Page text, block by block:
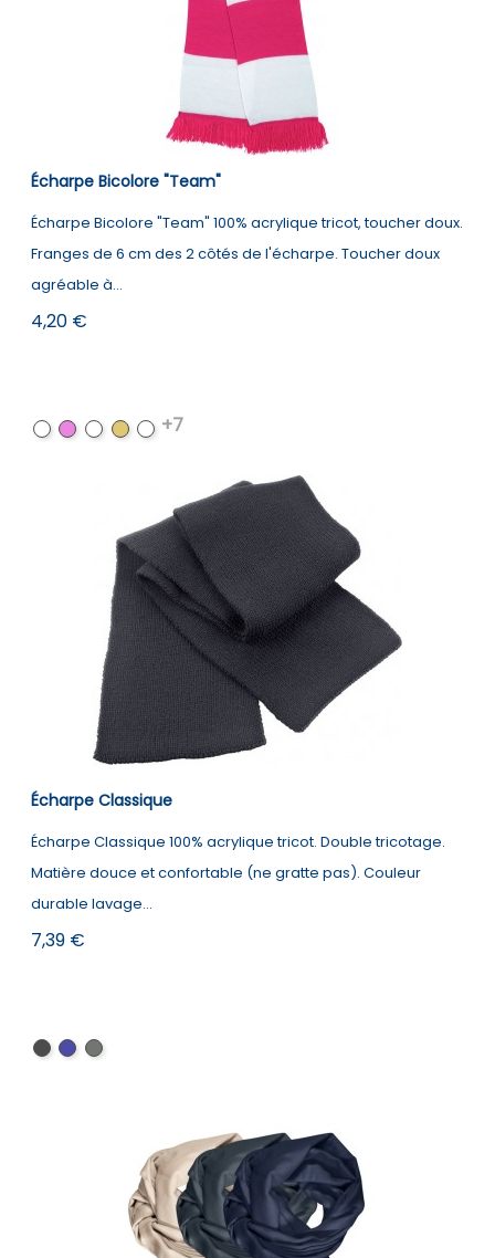
Écharpe Bicolore "Team"
Écharpe Bicolore "Team" 100% acrylique tricot, toucher doux.
Franges de 6 cm des 2 côtés de l'écharpe. Toucher doux
agréable à...
Prix
4,20 €
BlackFuchsia
Kelly
White
BlackRoyal
White
+7
Écharpe Classique
Écharpe Classique 100% acrylique tricot. Double tricotage.
Matière douce et confortable (ne gratte pas). Couleur
durable lavage...
Prix
7,39 €
BlackNavyCharcoal